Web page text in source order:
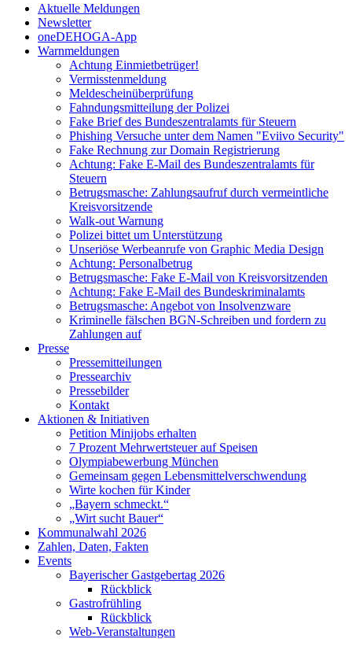
Aktuelle Meldungen
Newsletter
oneDEHOGA-App
Warnmeldungen
Achtung Einmietbetrüger!
Vermisstenmeldung
Meldescheinüberprüfung
Fahndungsmitteilung der Polizei
Fake Brief des Bundeszentralamts für Steuern
Phishing Versuche unter dem Namen "Eviivo Security"
Fake Rechnung zur Domain Registrierung
Achtung: Fake E-Mail des Bundeszentralamts für
Steuern
Betrugsmasche: Zahlungsaufruf durch vermeintliche
Kreisvorsitzende
Walk-out Warnung
Polizei bittet um Unterstützung
Unseriöse Werbeanrufe von Graphic Media Design
Achtung: Personalbetrug
Betrugsmasche: Fake E-Mail von Kreisvorsitzenden
Achtung: Fake E-Mail des Bundeskriminalamts
Betrugsmasche: Angebot von Insolvenzware
Kriminelle fälschen BGN-Schreiben und fordern zu
Zahlungen auf
Presse
Pressemitteilungen
Pressearchiv
Pressebilder
Kontakt
Aktionen & Initiativen
Petition Minijobs erhalten
7 Prozent Mehrwertsteuer auf Speisen
Olympiabewerbung München
Gemeinsam gegen Lebensmittelverschwendung
Wirte kochen für Kinder
„Bayern schmeckt.“
„Wirt sucht Bauer“
Kommunalwahl 2026
Zahlen, Daten, Fakten
Events
Bayerischer Gastgebertag 2026
Rückblick
Gastrofrühling
Rückblick
Web-Veranstaltungen